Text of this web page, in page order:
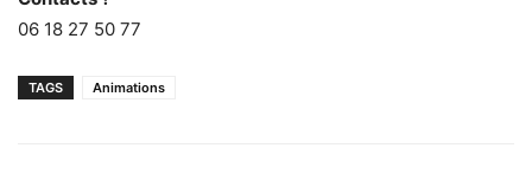
06 18 27 50 77
TAGS Animations